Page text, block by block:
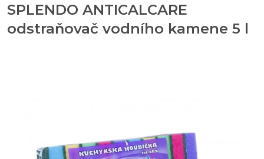
SPLENDO ANTICALCARE
odstraňovač vodního kamene 5 l